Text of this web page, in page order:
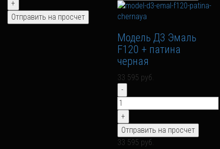
Модель Д3 Эмаль
F120 + патина
черная
33 595 руб.
33 595 руб.